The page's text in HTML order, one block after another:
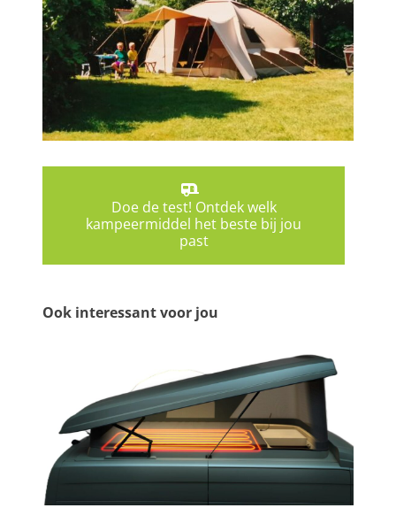
Doe de test! Ontdek welk
kampeermiddel het beste bij jou
past
Ook interessant voor jou